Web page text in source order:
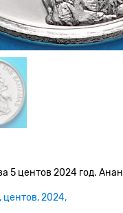
5 центов 2024 год.
центов 2024